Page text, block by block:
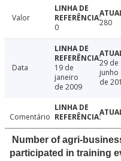
Valor
0
280
Data
19 de
janeiro
de 2009
29 de
junho
de
Comentário
Number of agri-
participated in training